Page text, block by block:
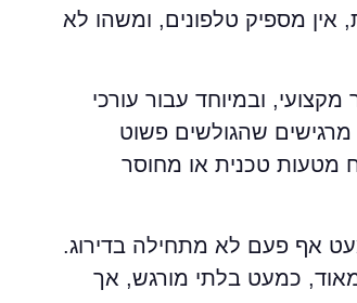
אין מספיק טלפונים, ומשהו לא
ובמיוחד עבור עורכי
שהגולשים פשוט
מטעות טכנית או מחוסר
אף פעם לא מתחילה בדירוג.
כמעט בלתי מורגש, אך